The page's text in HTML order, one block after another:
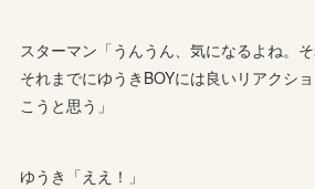
スターマン「うんうん、気になるよね。
それまでにゆうきBOYには良いリアクシ
こうと思う」
ゆうき「ええ！」